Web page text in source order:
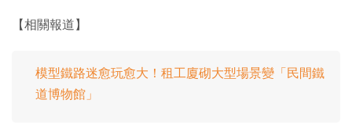
【相關報道】
模型鐵路迷愈玩愈大！租工廈砌大型場景變「民間鐵
道博物館」